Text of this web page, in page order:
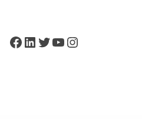
Facebook
LinkedIn
Twitter
YouTube
Instagram